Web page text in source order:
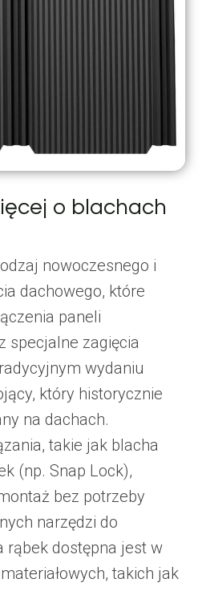
o blachach
nowoczesnego i
dachowego, które
paneli
specjalne zagięcia
wydaniu
który historycznie
na dachach.
takie jak blacha
(np. Snap Lock),
bez potrzeby
narzędzi do
rąbek dostępna jest w
takich jak